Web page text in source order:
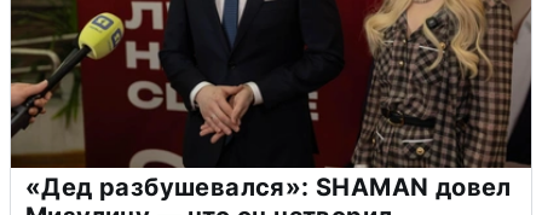
«Дед разбушевался»: SHAMAN довел